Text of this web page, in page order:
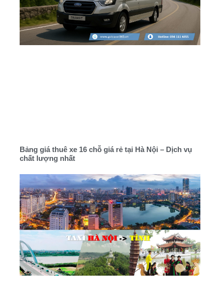
Bảng giá thuê xe 16 chỗ giá rẻ tại Hà Nội – Dịch vụ
chất lượng nhất